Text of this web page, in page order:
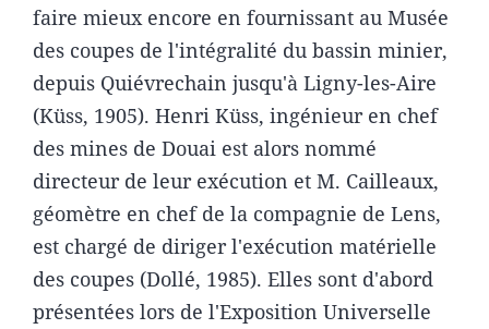
faire mieux encore en fournissant au Musée
des coupes de l'intégralité du bassin minier,
depuis Quiévrechain jusqu'à Ligny-les-Aire
(Küss, 1905). Henri Küss, ingénieur en chef
des mines de Douai est alors nommé
directeur de leur exécution et M. Cailleaux,
géomètre en chef de la compagnie de Lens,
est chargé de diriger l'exécution matérielle
des coupes (Dollé, 1985). Elles sont d'abord
présentées lors de l'Exposition Universelle